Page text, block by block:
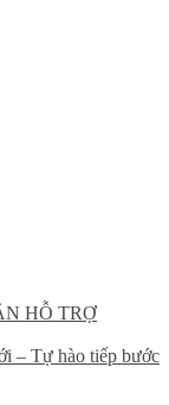
HỖ TRỢ
– Tự hào tiếp bước